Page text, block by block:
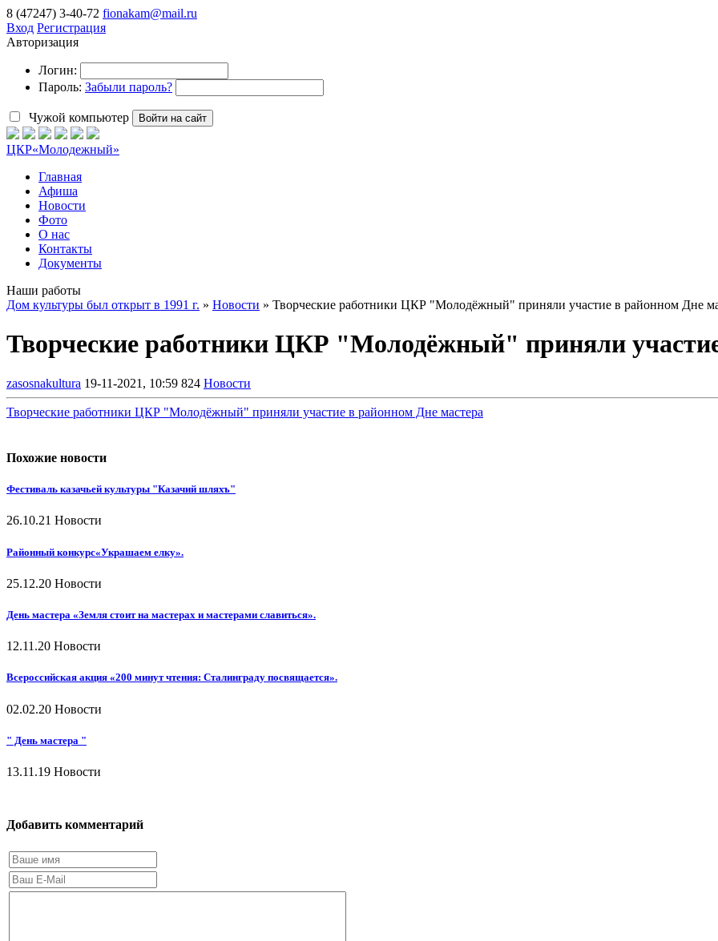
8 (47247) 3-40-72 fionakam@mail.ru
Вход Регистрация
Авторизация
Логин:
Пароль: Забыли пароль?
Чужой компьютер Войти на сайт
ЦКР«Молодежный»
Главная
Афиша
Новости
Фото
О нас
Контакты
Документы
Наши работы
Дом культуры был открыт в 1991 г. » Новости » Творческие работники ЦКР "Молодёжный" приняли участие в районном Дне
Творческие работники ЦКР "Молодёжный" приняли
zasosnakultura 19-11-2021, 10:59 824 Новости
Творческие работники ЦКР "Молодёжный" приняли участие в районном Дне мастера
Похожие новости
Фестиваль казачьей культуры "Казачий шляхъ"
26.10.21 Новости
Районный конкурс«Украшаем елку».
25.12.20 Новости
День мастера «Земля стоит на мастерах и мастерами славиться».
12.11.20 Новости
Всероссийская акция «200 минут чтения: Сталинграду посвящается».
02.02.20 Новости
" День мастера "
13.11.19 Новости
Добавить комментарий